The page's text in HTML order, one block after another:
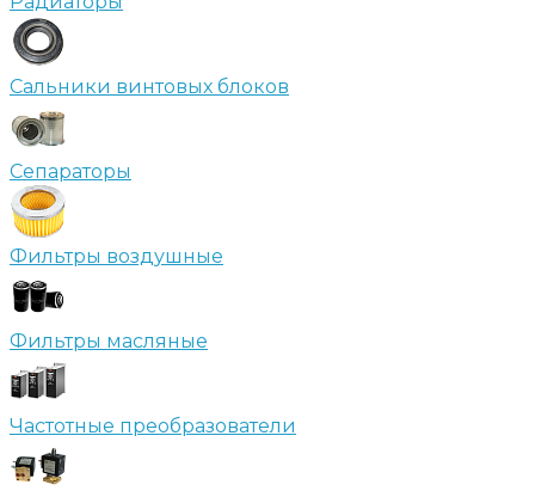
Сальники винтовых блоков
Сепараторы
Фильтры воздушные
Фильтры масляные
Частотные преобразователи